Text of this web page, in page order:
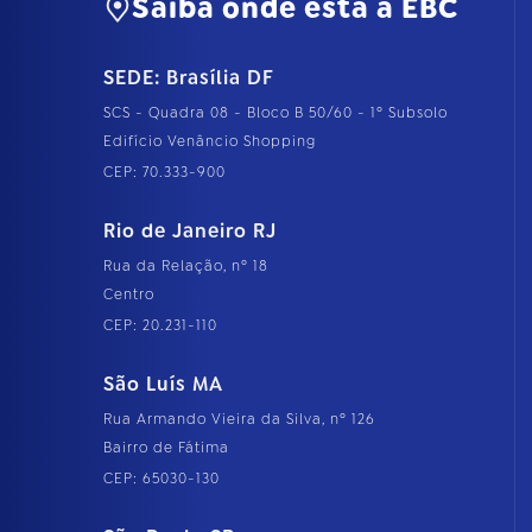
Saiba onde está a EBC
SEDE: Brasília DF
SCS - Quadra 08 - Bloco B 50/60 - 1º Subsolo
Edifício Venâncio Shopping
CEP: 70.333-900
Rio de Janeiro RJ
Rua da Relação, nº 18
Centro
CEP: 20.231-110
São Luís MA
Rua Armando Vieira da Silva, nº 126
Bairro de Fátima
CEP: 65030-130